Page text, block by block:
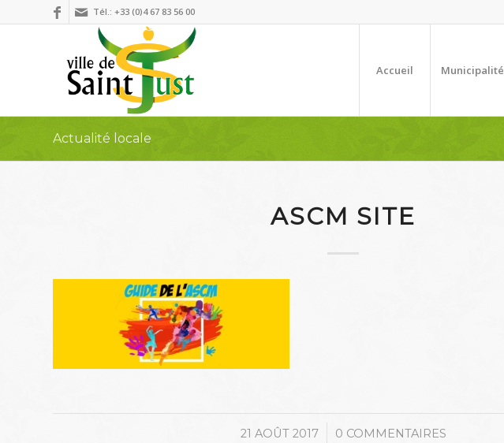
Tél.: +33 (0)4 67 83 56 00
Accueil Municipalité
Actualité locale
ASCM SITE
21 AOÛT 2017
/ 0 COMMENTAIRES